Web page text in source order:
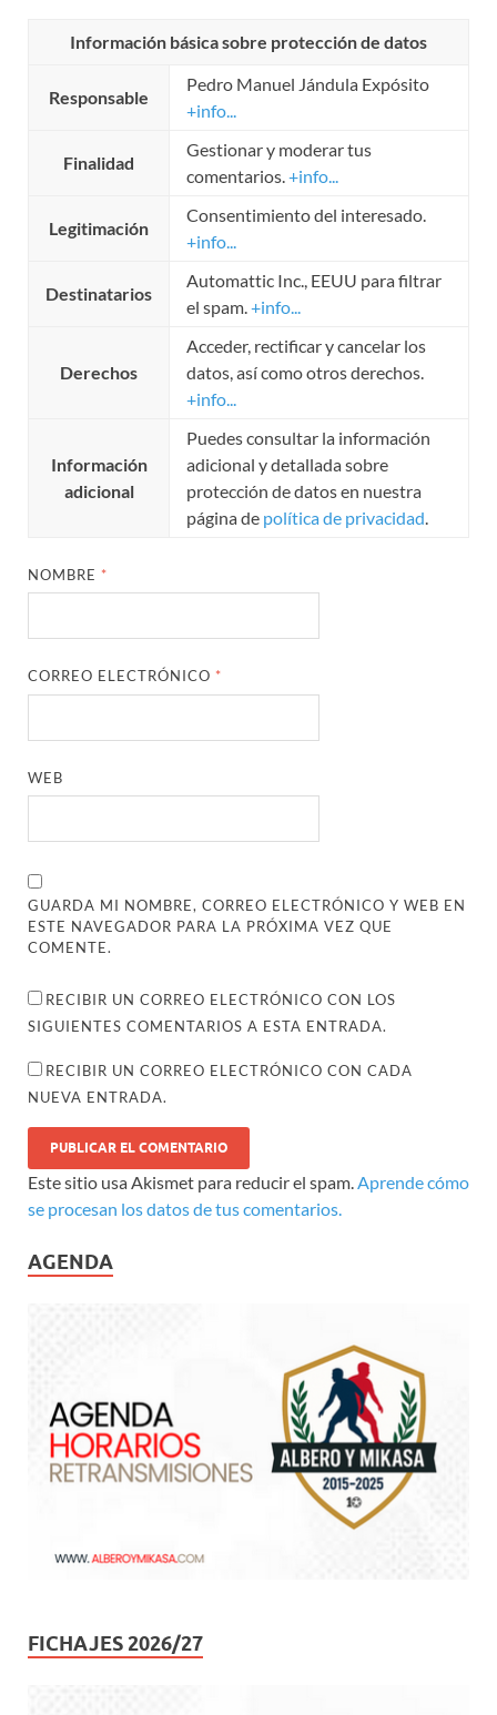
Información básica sobre protección de datos
Responsable
Pedro Manuel Jándula Expósito
+info...
Finalidad
Gestionar y moderar tus
comentarios. +info...
Legitimación
Consentimiento del interesado.
+info...
Destinatarios
Automattic Inc., EEUU para filtrar
el spam. +info...
Derechos
Acceder, rectificar y cancelar los
datos, así como otros derechos.
+info...
Información
adicional
Puedes consultar la información
adicional y detallada sobre
protección de datos en nuestra
página de política de privacidad
NOMBRE *
CORREO ELECTRÓNICO *
WEB
GUARDA MI NOMBRE, CORREO ELECTRÓNICO Y WEB EN
ESTE NAVEGADOR PARA LA PRÓXIMA VEZ QUE
COMENTE.
RECIBIR UN CORREO ELECTRÓNICO CON LOS
SIGUIENTES COMENTARIOS A ESTA ENTRADA.
RECIBIR UN CORREO ELECTRÓNICO CON CADA
NUEVA ENTRADA.
Este sitio usa Akismet para reducir el spam.Aprende cómo
se procesan los datos de tus comentarios.
AGENDA
FICHAJES 2026/27